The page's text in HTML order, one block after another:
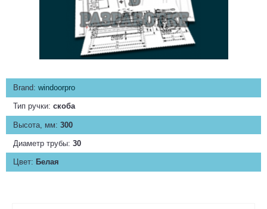
Brand:windoorpro
Тип ручки:скоба
Высота, мм:300
Диаметр трубы:30
Цвет: Белая